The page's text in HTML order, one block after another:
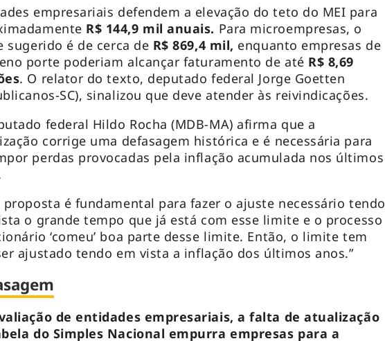
empresariais defendem a elevação do teto do MEI para
R$ 144,9 mil anuais. Para microempresas, o
sugerido é de cerca de R$ 869,4 mil, enquanto empresas de
porte poderiam alcançar faturamento de até R$ 8,69
. O relator do texto, deputado federal Jorge Goetten
SC), sinalizou que deve atender às reivindicações.
federal Hildo Rocha (MDB-MA) afirma que a
corrige uma defasagem histórica e é necessária para
perdas provocadas pela inflação acumulada nos últimos
proposta é fundamental para fazer o ajuste necessário tendo
o grande tempo que já está com esse limite e o processo
‘comeu’ boa parte desse limite. Então, o limite tem
ajustado tendo em vista a inflação dos últimos anos.”
de entidades empresariais, a falta de atualização
do Simples Nacional empurra empresas para a